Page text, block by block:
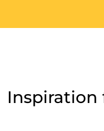
Inspiration